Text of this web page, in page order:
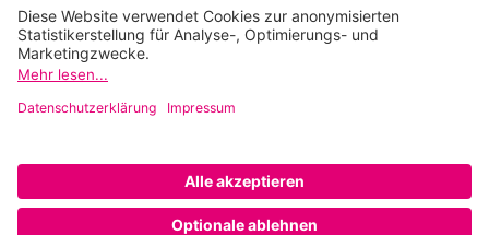
Impressum
FAQ